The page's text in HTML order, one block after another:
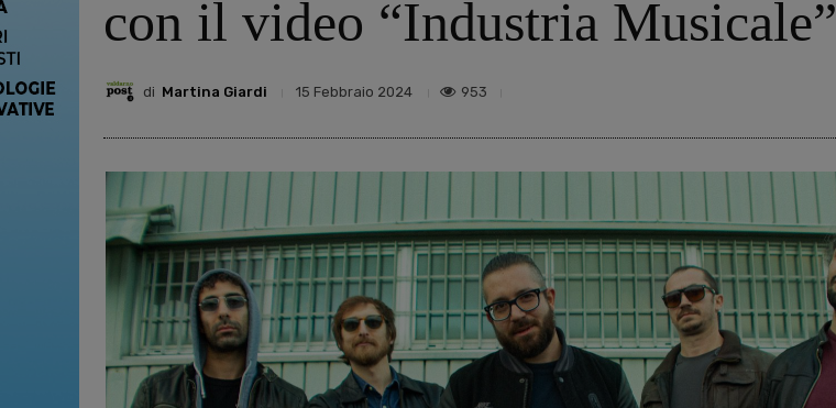
con il video “Industria Musicale”
di Martina Giardi 15 Febbraio 2024 953